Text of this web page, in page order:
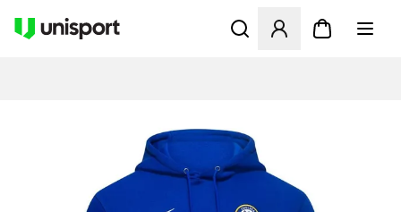
Åbner en Modal til at